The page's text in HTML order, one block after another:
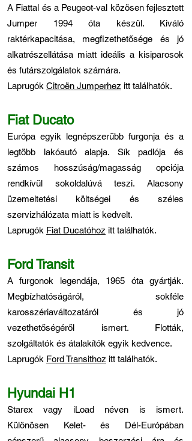
A Fiattal és a Peugeot-val közösen fejlesztett
Jumper 1994 óta készül. Kiváló
raktérkapacitása, megfizethetősége és jó
alkatrészellátása miatt ideális a kisiparosok
és futárszolgálatok számára.
Laprugók Citroën Jumperhez itt találhatók.
Fiat Ducato
Európa egyik legnépszerűbb furgonja és a
legtöbb lakóautó alapja. Sík padlója és
számos hosszúság/magasság opciója
rendkívül sokoldalúvá teszi. Alacsony
üzemeltetési költségei és széles
szervizhálózata miatt is kedvelt.
Laprugók Fiat Ducatóhoz itt találhatók.
Ford Transit
A furgonok legendája, 1965 óta gyártják.
Megbízhatóságáról, sokféle
karosszériaváltozatáról és jó
vezethetőségéről ismert. Flották,
szolgáltatók és átalakítók egyik kedvence.
Laprugók Ford Transithoz itt találhatók.
Hyundai H1
Starex vagy iLoad néven is ismert.
Különösen Kelet- és Dél-Európában